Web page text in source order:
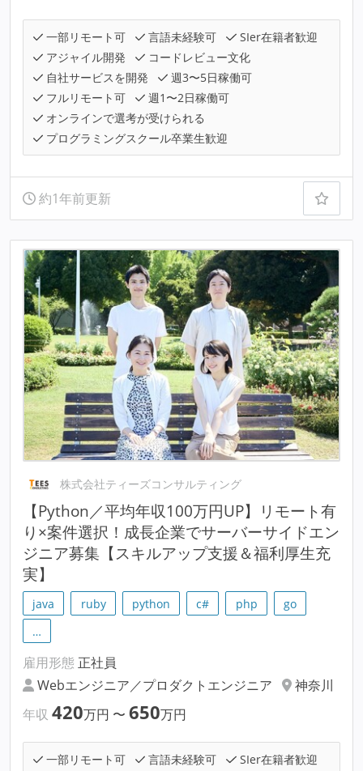
一部リモート可 言語未経験可
SIer在籍者歓迎
アジャイル開発
コードレビュー文化
自社サービスを開発
週3〜5日稼働可
フルリモート可
週1〜2日稼働可
オンラインで選考が受けられる
プログラミングスクール卒業生歓迎
約1年前更新
株式会社ティーズコンサルティング
【Python／平均年収100万円UP】リモート有
り×案件選択！成長企業でサーバーサイドエン
ジニア募集【スキルアップ支援＆福利厚生充
実】
java ruby python c# php
go
…
雇用形態 正社員
Webエンジニア／プロダクトエンジニア
神奈川
年収 420万円 〜 650万円
一部リモート可 言語未経験可
SIer在籍者歓迎